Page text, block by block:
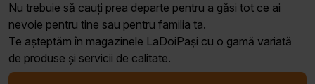
Nu trebuie să cauți prea departe pentru a găsi tot ce ai
nevoie pentru tine sau pentru familia ta.
Te așteptăm în magazinele LaDoiPași cu o gamă variată
de produse și servicii de calitate.